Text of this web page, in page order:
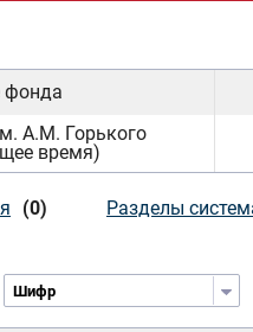
фонда
А.М. Горького
время)
(0)
Разделы